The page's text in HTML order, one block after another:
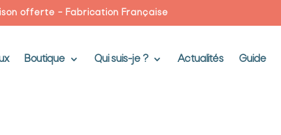
offerte – Fabrication Française
Boutique Qui suis-je ? Actualités Guide